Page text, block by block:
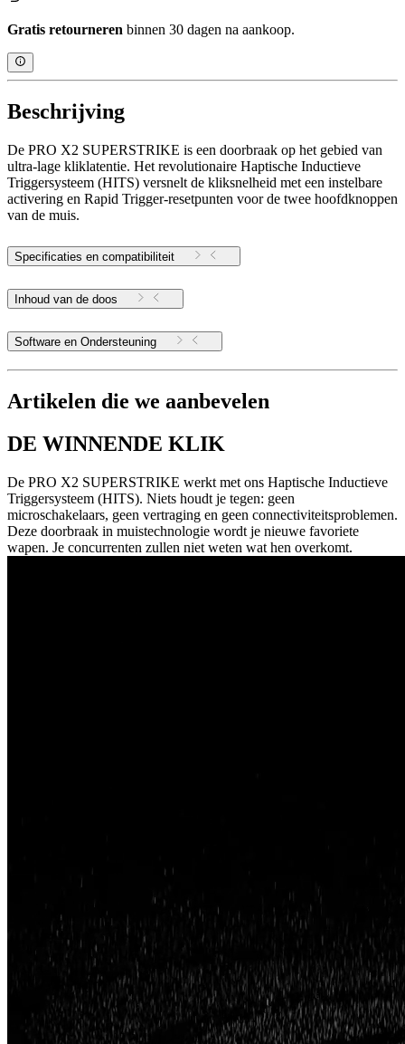
Gratis retourneren binnen 30 dagen na aankoop.
Beschrijving
De PRO X2 SUPERSTRIKE is een doorbraak op het gebied van
ultra-lage kliklatentie. Het revolutionaire Haptische Inductieve
Triggersysteem (HITS) versnelt de kliksnelheid met een instelbare
activering en Rapid Trigger-resetpunten voor de twee hoofdknoppen
van de muis.
Specificaties en compatibiliteit
Inhoud van de doos
Software en Ondersteuning
Artikelen die we aanbevelen
DE WINNENDE KLIK
De PRO X2 SUPERSTRIKE werkt met ons Haptische Inductieve
Triggersysteem (HITS). Niets houdt je tegen: geen
microschakelaars, geen vertraging en geen connectiviteitsproblemen.
Deze doorbraak in muistechnologie wordt je nieuwe favoriete
wapen. Je concurrenten zullen niet weten wat hen overkomt.